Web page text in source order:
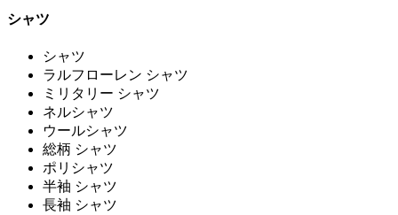
シャツ
シャツ
ラルフローレン シャツ
ミリタリー シャツ
ネルシャツ
ウールシャツ
総柄 シャツ
ポリシャツ
半袖 シャツ
長袖 シャツ